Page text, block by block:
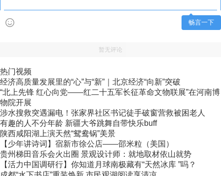
畅言一下
暂无评论
热门视频
经济高质量发展里的“心”与“新”｜北京经济“向新”突破
“北上先锋 红心向党——红二十五军长征革命文物联展”在河南博
物院开展
涉水搜救突遇漏电！张家界社区书记徒手破窗营救被困老人
有趣的人不分年龄 新疆大爷跳舞自带快乐buff
陕西咸阳湖上演天然“鸳鸯锅”美景
【少年讲诗词】宿新市徐公店——邵米粒（美国）
贵州梯田音乐会火出圈 景观设计师：就地取材依山就势
【活力中国调研行】你知道月球南极藏有“天然冰库 ”吗？